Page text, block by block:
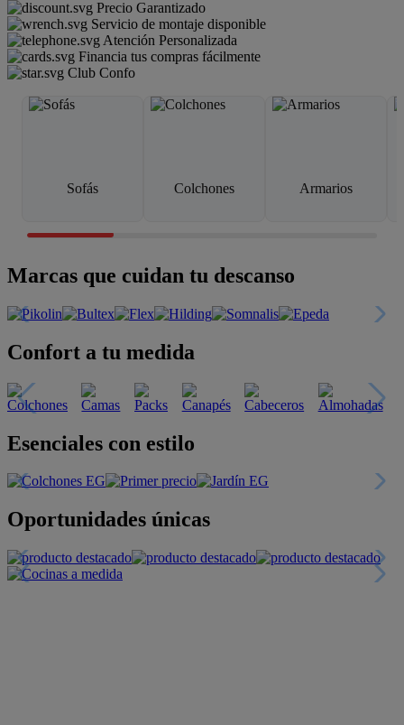
Precio Garantizado
Servicio de montaje disponible
Atención Personalizada
Financia tus compras fácilmente
Club Confo
Sofás Colchones Armarios
Marcas que cuidan tu descanso
Confort a tu medida
Esenciales con estilo
Oportunidades únicas